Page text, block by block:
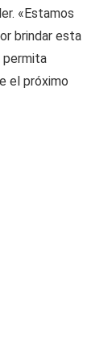
«Estamos
brindar esta
permita
el próximo